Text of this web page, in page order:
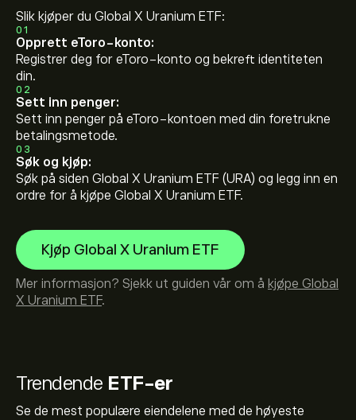
Trendende ETF-er
Se de mest populære eiendelene med de høyeste
Slik kjøper du Global X Uranium ETF:
01
Opprett eToro-konto:
Registrer deg for eToro-konto og bekreft identiteten
din.
02
Sett inn penger:
Sett inn penger på eToro-kontoen med din foretrukne
betalingsmetode.
03
Søk og kjøp:
Søk på siden Global X Uranium ETF (URA) og legg inn en
ordre for å kjøpe Global X Uranium ETF.
Kjøp Global X Uranium ETF
Mer informasjon? Sjekk ut guiden vår om å kjøpe Global
X Uranium ETF.